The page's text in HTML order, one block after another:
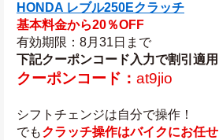
HONDA レブル250Eクラッチ
基本料金から20％OFF
有効期限：8月31日まで
下記クーポンコード入力で割引適用
クーポンコード： at9jio
シフトチェンジは自分で操作！
でもクラッチ操作はバイクにお任せ